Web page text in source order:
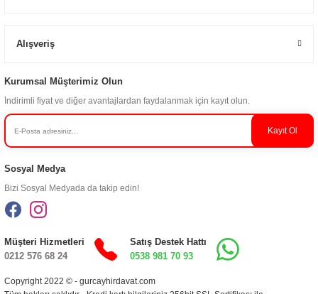
Alışveriş
Kurumsal Müşterimiz Olun
İndirimli fiyat ve diğer avantajlardan faydalanmak için kayıt olun.
Kayıt Ol
Sosyal Medya
Bizi Sosyal Medyada da takip edin!
Copyright 2022 © - gurcayhirdavat.com
Müşteri Hizmetleri
0212 576 68 24
Satış Destek Hattı
0538 981 70 93